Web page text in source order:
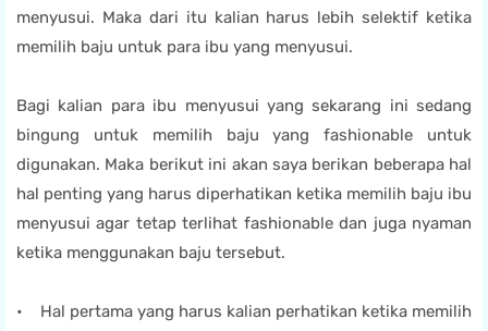
menyusui. Maka dari itu kalian harus lebih selektif ketika
memilih baju untuk para ibu yang menyusui.
Bagi kalian para ibu menyusui yang sekarang ini sedang
bingung untuk memilih baju yang fashionable untuk
digunakan. Maka berikut ini akan saya berikan beberapa hal
hal penting yang harus diperhatikan ketika memilih baju ibu
menyusui agar tetap terlihat fashionable dan juga nyaman
ketika menggunakan baju tersebut.
• Hal pertama yang harus kalian perhatikan ketika memilih